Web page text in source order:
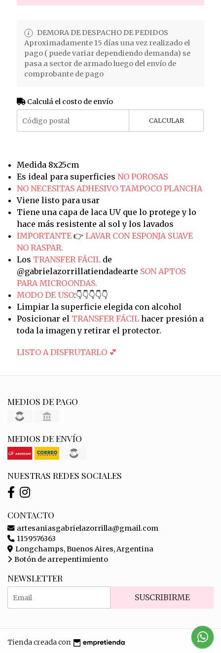
DEMORA DE DESPACHO DE PEDIDOS
Aproximadamente 15 días una vez realizado el
pago ( puede variar dependiendo demanda) se
pasa a sector de armado luego del envío de
comprobante de pago
Calculá el costo de envío
CALCULAR
Medida 8x25cm
Es ideal para superficies NO POROSAS
NO NECESITAS ADHESIVO TAMPOCO PLANCHA
Viene listo para usar
Tiene una capa de laca UV que lo protege y lo
hace más resistente al sol y los lavados
IMPORTANTE 👉 LAVAR CON ESPONJA SUAVE
NO RASPAR.
Los TRANSFER FÁCILde
@gabrielazorrillatiendadearte SON APTOS
PARA MICROONDAS.
MODO DE USO:👇👇👇👇👇
Limpiar la superficie elegida con alcohol
Posicionar el TRANSFER FÁCILhacer presión a
toda la imagen y retirar el protector.
LISTO A DISFRUTARLO 💕
MEDIOS DE PAGO
MEDIOS DE ENVÍO
NUESTRAS REDES SOCIALES
CONTACTO
artesaniasgabrielazorrilla@gmail.com
1159576363
Longchamps, Buenos Aires, Argentina
Botón de arrepentimiento
NEWSLETTER
SUSCRIBIRME
Tienda creada con